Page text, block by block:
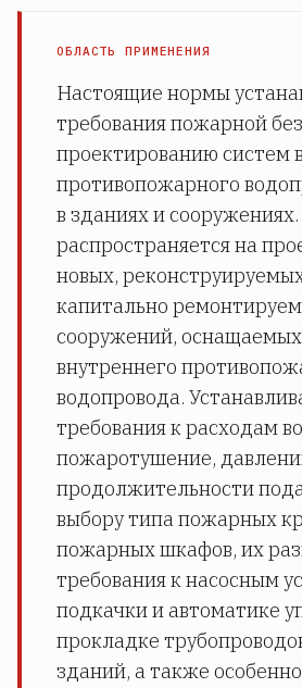
ОБЛАСТЬ ПРИМЕНЕНИЯ
Настоящие нормы
требования пожарной
проектированию систем
противопожарного
в зданиях и
распространяется на
новых,
капитально
сооружений,
внутреннего
водопровода.
требования к расходам
пожаротушение,
продолжительности
выбору типа пожарных
пожарных шкафов, их
требования к насосным
подкачки и автоматике
прокладке
зданий, а также